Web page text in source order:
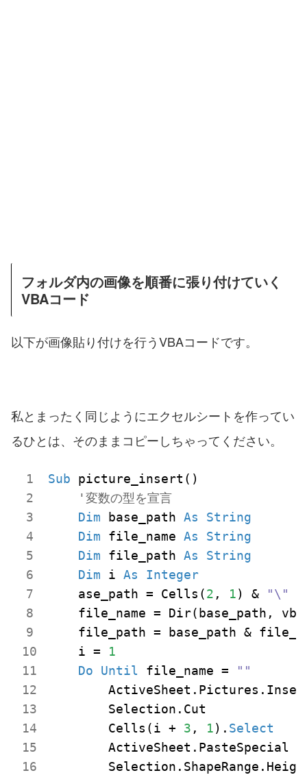
フォルダ内の画像を順番に張り付けていく
VBAコード
以下が画像貼り付けを行うVBAコードです。
私とまったく同じようにエクセルシートを作ってい
るひとは、そのままコピーしちゃってください。
Sub picture_insert()
'変数の型を宣言
Dim base_path As
String
Dim file_name As
String
Dim file_path As
String
Dim i As
Integer
    ase_path = Cells(
2 , 1) &
"\"
file_name = Dir(base_path,
file_path = base_path &
    i =
1
Do
Until file_name =
""
        Selection.Cut
        Cells(i +
3 , 1). Select
        ActiveSheet.PasteSpecial